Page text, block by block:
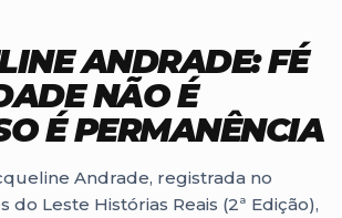
ANDRADE: FÉ
NÃO É
É PERMANÊNCIA
Andrade, registrada no
Leste Histórias Reais (2ª Edição),